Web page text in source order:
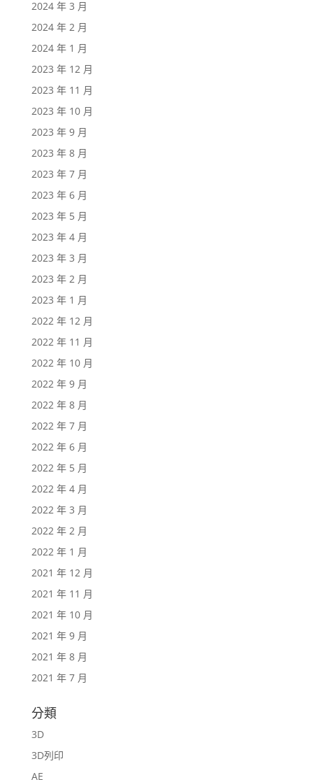
2024 年 3 月
2024 年 2 月
2024 年 1 月
2023 年 12 月
2023 年 11 月
2023 年 10 月
2023 年 9 月
2023 年 8 月
2023 年 7 月
2023 年 6 月
2023 年 5 月
2023 年 4 月
2023 年 3 月
2023 年 2 月
2023 年 1 月
2022 年 12 月
2022 年 11 月
2022 年 10 月
2022 年 9 月
2022 年 8 月
2022 年 7 月
2022 年 6 月
2022 年 5 月
2022 年 4 月
2022 年 3 月
2022 年 2 月
2022 年 1 月
2021 年 12 月
2021 年 11 月
2021 年 10 月
2021 年 9 月
2021 年 8 月
2021 年 7 月
分類
3D
3D列印
AE